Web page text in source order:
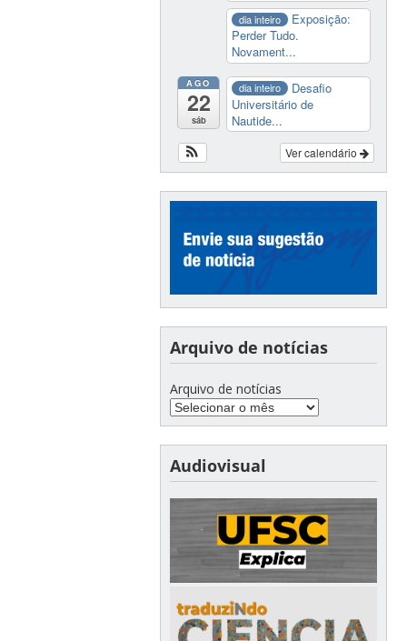
dia inteiro
Exposição:
Perder Tudo.
Novament...
AGO
22
sáb
dia inteiro
Desafio
Universitário de
Nautide...
Ver calendário
Arquivo de notícias
Arquivo de notícias
Audiovisual